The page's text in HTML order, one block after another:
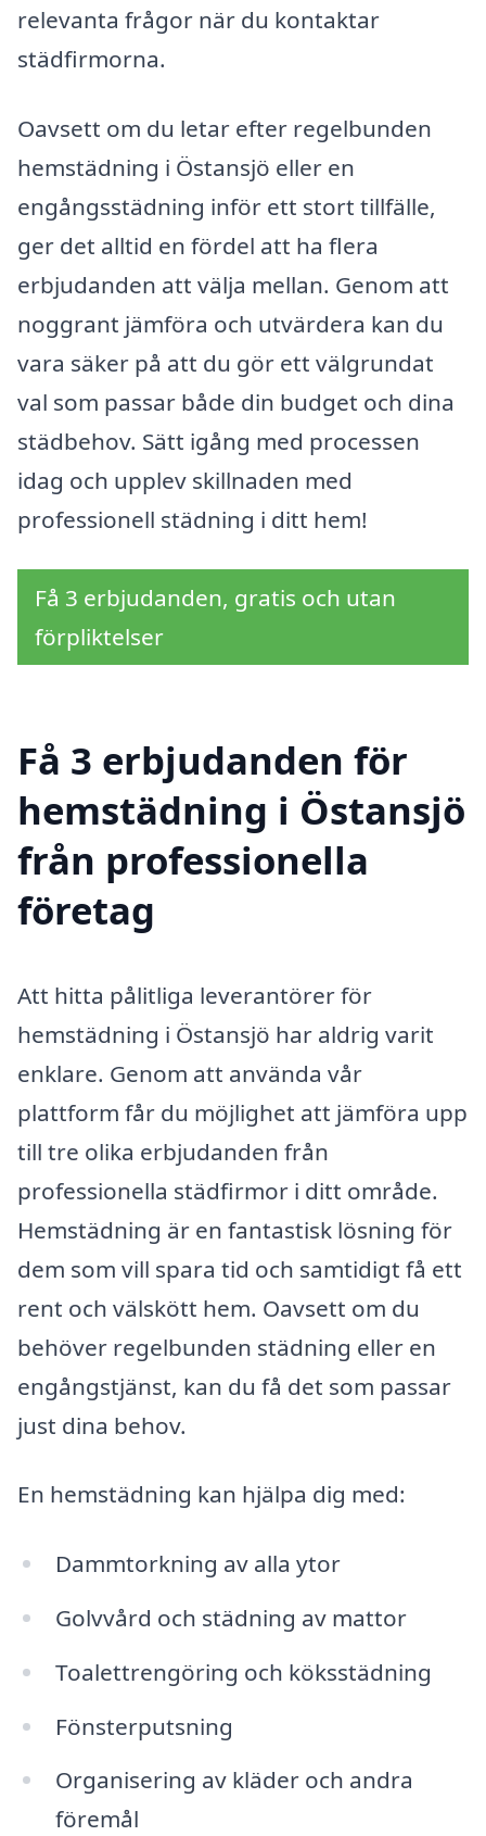
relevanta frågor när du kontaktar
städfirmorna.
Oavsett om du letar efter regelbunden
hemstädning i Östansjö eller en
engångsstädning inför ett stort tillfälle,
ger det alltid en fördel att ha flera
erbjudanden att välja mellan. Genom att
noggrant jämföra och utvärdera kan du
vara säker på att du gör ett välgrundat
val som passar både din budget och dina
städbehov. Sätt igång med processen
idag och upplev skillnaden med
professionell städning i ditt hem!
Få 3 erbjudanden, gratis och utan
förpliktelser
Få 3 erbjudanden för
hemstädning i Östansjö
från professionella
företag
Att hitta pålitliga leverantörer för
hemstädning i Östansjö har aldrig varit
enklare. Genom att använda vår
plattform får du möjlighet att jämföra upp
till tre olika erbjudanden från
professionella städfirmor i ditt område.
Hemstädning är en fantastisk lösning för
dem som vill spara tid och samtidigt få ett
rent och välskött hem. Oavsett om du
behöver regelbunden städning eller en
engångstjänst, kan du få det som passar
just dina behov.
En hemstädning kan hjälpa dig med:
Dammtorkning av alla ytor
Golvvård och städning av mattor
Toalettrengöring och köksstädning
Fönsterputsning
Organisering av kläder och andra
föremål